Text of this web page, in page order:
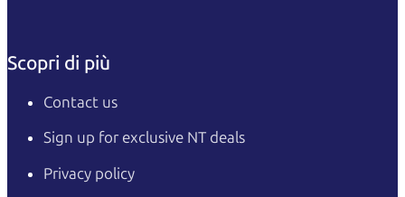
Scopri di più
Contact us
Sign up for exclusive NT deals
Privacy policy